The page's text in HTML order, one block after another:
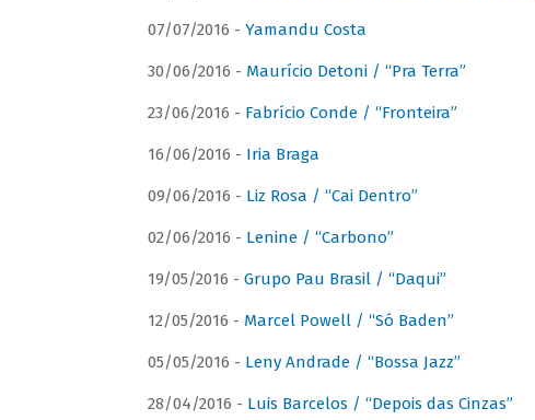
07/07/2016 - Yamandu Costa
30/06/2016 - Maurício Detoni / “Pra Terra”
23/06/2016 - Fabrício Conde / “Fronteira”
16/06/2016 - Iria Braga
09/06/2016 - Liz Rosa / “Cai Dentro”
02/06/2016 - Lenine / “Carbono”
19/05/2016 - Grupo Pau Brasil / “Daqui”
12/05/2016 - Marcel Powell / “Só Baden”
05/05/2016 - Leny Andrade / “Bossa Jazz”
28/04/2016 - Luis Barcelos / “Depois das Cinzas”